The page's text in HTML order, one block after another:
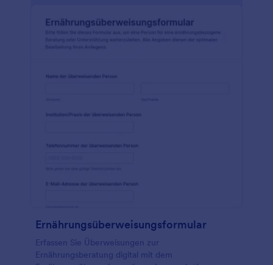
Ernährungsüberweisungsformular
Erfassen Sie Überweisungen zur
Ernährungsberatung digital mit dem